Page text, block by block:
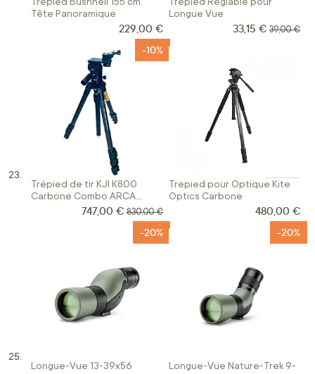
Tête Panoramique
229,00 €
Longue Vue
Prix Spécial
33,15 € Prix
39,00 €
Trépied de tir KJI K800
Carbone Combo ARCA
-10%
Prix Spécial
747,00 € Prix normal
830,00 €
Trepied pour Optique Kite
Optics Carbone
480,00 €
Longue-Vue 13-39x56
-20%
Longue-Vue Nature-Trek 9-
-20%